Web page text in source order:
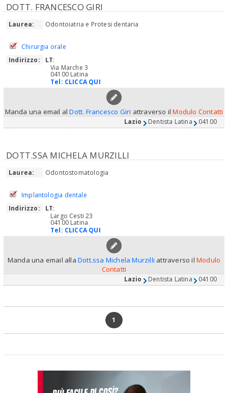
DOTT. FRANCESCO GIRI
Laurea: Odontoiatria e Protesi dentaria
Chirurgia orale
Indirizzo:
LT:
Via Marche 3
04100 Latina
Tel: CLICCA QUI
Manda una email alDott. Francesco Giri attraverso ilModulo Contatti
Lazio Dentista Latina 04100
DOTT.SSA MICHELA MURZILLI
Laurea: Odontostomatologia
Implantologia dentale
Indirizzo:
LT:
Largo Cesti 23
04100 Latina
Tel: CLICCA QUI
Manda una email allaDott.ssa Michela Murzilli attraverso il Modulo
Contatti
Lazio Dentista Latina 04100
1